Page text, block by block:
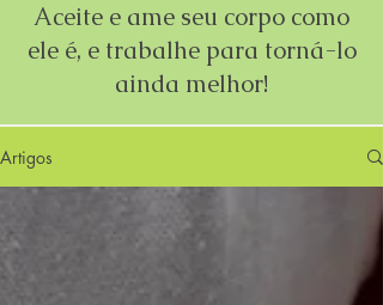
Aceite e ame seu corpo como
ele é, e trabalhe para torná-lo
ainda melhor!
Artigos